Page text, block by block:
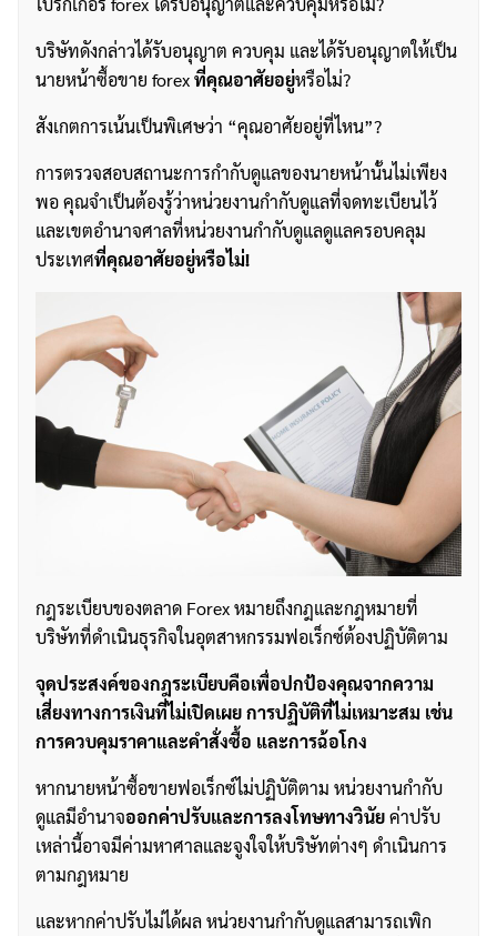
บริษัทดังกล่าวได้รับอนุญาต ควบคุม และได้รับอนุญาตให้เป็น
นายหน้าซื้อขาย forexที่คุณอาศัยอยู่หรือไม่?
สังเกตการเน้นเป็นพิเศษว่า “คุณอาศัยอยู่ที่ไหน”?
การตรวจสอบสถานะการกำกับดูแลของนายหน้านั้นไม่เพียง
พอ คุณจำเป็นต้องรู้ว่าหน่วยงานกำกับดูแลที่จดทะเบียนไว้
และเขตอำนาจศาลที่หน่วยงานกำกับดูแลดูแลครอบคลุม
ประเทศที่คุณอาศัยอยู่หรือไม่!
กฎระเบียบของตลาด Forex หมายถึงกฎและกฎหมายที่
บริษัทที่ดำเนินธุรกิจในอุตสาหกรรมฟอเร็กซ์ต้องปฏิบัติตาม
จุดประสงค์ของกฎระเบียบคือเพื่อปกป้องคุณจากความ
เสี่ยงทางการเงินที่ไม่เปิดเผย การปฏิบัติที่ไม่เหมาะสม เช่น
การควบคุมราคาและคำสั่งซื้อ และการฉ้อโกง
หากนายหน้าซื้อขายฟอเร็กซ์ไม่ปฏิบัติตาม หน่วยงานกำกับ
ดูแลมีอำนาจออกค่าปรับและการลงโทษทางวินัยค่าปรับ
เหล่านี้อาจมีค่ามหาศาลและจูงใจให้บริษัทต่างๆ ดำเนินการ
ตามกฎหมาย
และหากค่าปรับไม่ได้ผล หน่วยงานกำกับดูแลสามารถเพิก